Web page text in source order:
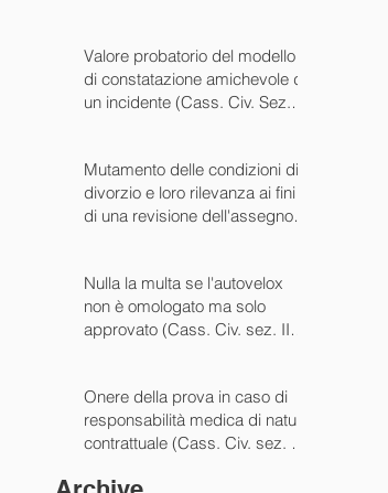
Valore probatorio del modello
di constatazione amichevole di
un incidente (Cass. Civ. Sez. III
Mutamento delle condizioni di
divorzio e loro rilevanza ai fini
di una revisione dell'assegno
Nulla la multa se l'autovelox
non è omologato ma solo
approvato (Cass. Civ. sez. II
Onere della prova in caso di
responsabilità medica di natura
contrattuale (Cass. Civ. sez. III